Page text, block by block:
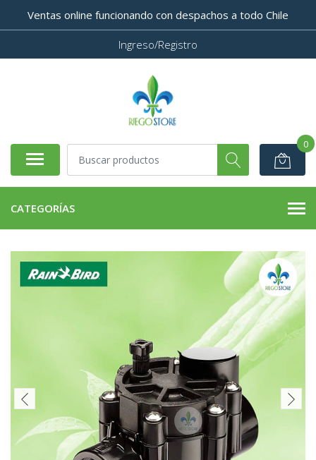
Ventas online funcionando con despachos a todo Chile
Ingreso/Registro
0
CATEGORÍAS